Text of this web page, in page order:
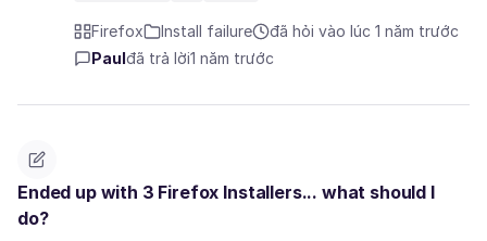
Firefox Install failure
đã hỏi vào lúc 1 năm trước
Paul đã trả lời1 năm trước
Ended up with 3 Firefox Installers... what should I
do?